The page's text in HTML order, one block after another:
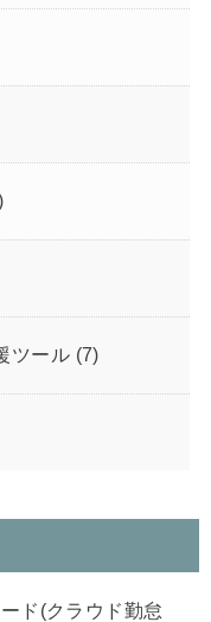
ツール (7)
ド(クラウド勤怠